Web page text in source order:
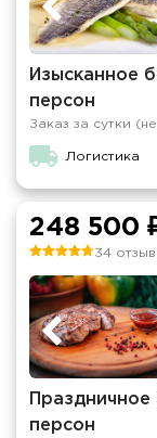
Изысканное
персон
Заказ за сутки
Логистика
248 500
34
персон